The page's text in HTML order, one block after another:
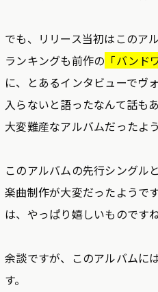
でも、リリース当初はこのア
ランキングも前作の 「バンド
に、とあるインタビューでヴ
入らないと語ったなんて話も
大変難産なアルバムだったよ
このアルバムの先行シングル
楽曲制作が大変だったようで
は、やっぱり嬉しいものですね
余談ですが、このアルバムに
す。